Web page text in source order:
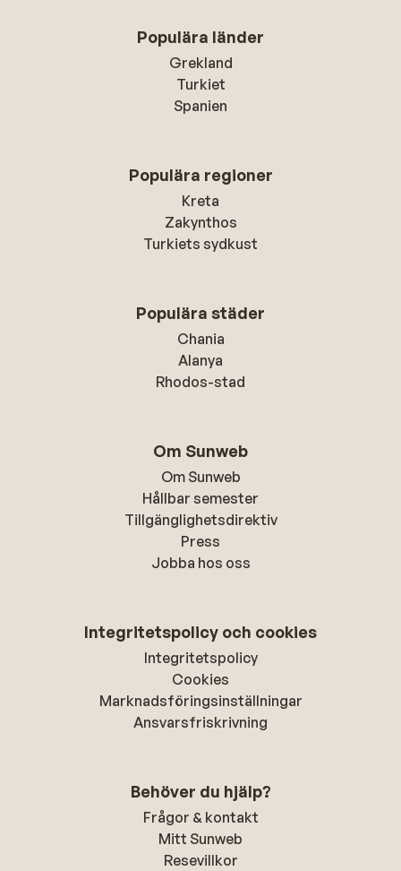
Populära länder
Grekland
Turkiet
Spanien
Populära regioner
Kreta
Zakynthos
Turkiets sydkust
Populära städer
Chania
Alanya
Rhodos-stad
Om Sunweb
Om Sunweb
Hållbar semester
Tillgänglighetsdirektiv
Press
Jobba hos oss
Integritetspolicy och cookies
Integritetspolicy
Cookies
Marknadsföringsinställningar
Ansvarsfriskrivning
Behöver du hjälp?
Frågor & kontakt
Mitt Sunweb
Resevillkor